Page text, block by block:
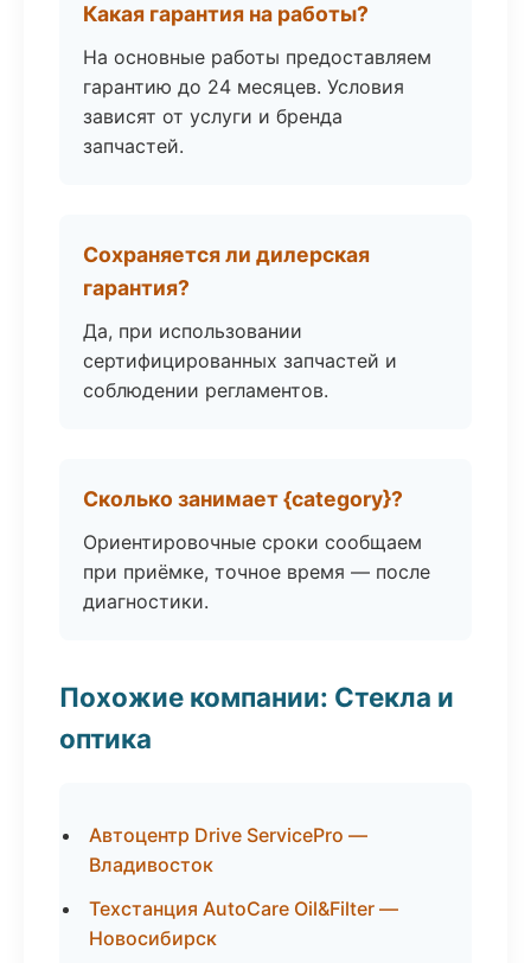
Какая гарантия на работы?
На основные работы предоставляем
гарантию до 24 месяцев. Условия
зависят от услуги и бренда
запчастей.
Сохраняется ли дилерская
гарантия?
Да, при использовании
сертифицированных запчастей и
соблюдении регламентов.
Сколько занимает {category}?
Ориентировочные сроки сообщаем
при приёмке, точное время — после
диагностики.
Похожие компании: Стекла и
оптика
Автоцентр Drive ServicePro —
Владивосток
Техстанция AutoCare Oil&Filter —
Новосибирск